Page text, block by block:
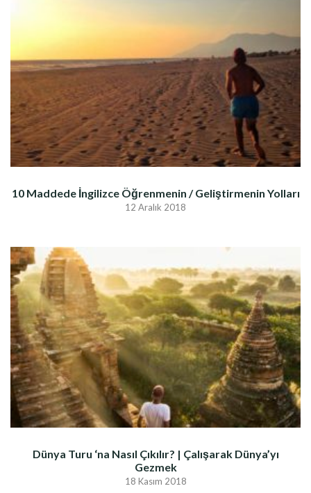
10 Maddede İngilizce Öğrenmenin / Geliştirmenin Yolları
12 Aralık 2018
Dünya Turu ‘na Nasıl Çıkılır? | Çalışarak Dünya’yı
Gezmek
18 Kasım 2018